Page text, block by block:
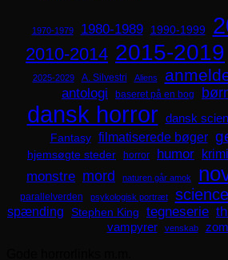
1970-1979 1980-1989 1990-1999
2010-2014 2015-2019
2025-2029 A. Silvestri Aliens
antologi baseret på en bog
dansk horror dansk
Fantasy filmatiserede bøger
hjemsøgte steder
horror humor krimi
monstre mord naturen går amok
parallelverden psykologisk portræt
spænding Stephen King tegneserie
vampyrer venskab